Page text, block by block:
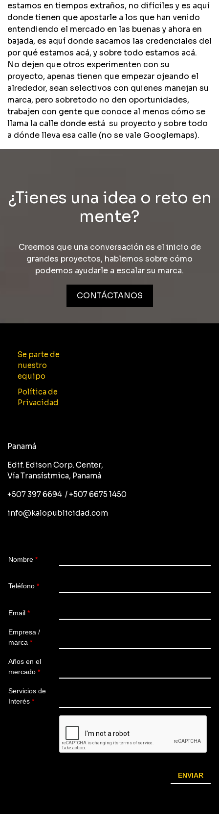
estamos en tiempos extraños, no difíciles y es aquí
donde tienen que apostarle a los que han venido
entendiendo el mercado en las buenas y ahora en
bajada, es aquí donde sacamos las credenciales del
por qué estamos acá, y sobre todo estamos acá.
No dejen que otros experimenten con su
proyecto, apenas tienen que empezar ojeando el
alrededor, sean selectivos con quienes manejan su
marca, pero sobretodo no den oportunidades,
trabajen con gente que conoce al menos cómo se
llama la calle donde está su proyecto y sobre todo
a dónde lleva esa calle (no se vale Googlemaps).
¿Tienes una idea o reto en
mente?
Creemos que una conversación es el inicio de
grandes proyectos, hablemos sobre cómo
podemos ayudarle a escalar su marca.
CONTÁCTANOS
Se parte de
nuestro
equipo
Política de
Privacidad
Panamá
Edif. Edison Corp. Center,
Vía Transístmica, Panamá
+507 397 6694 / +507 6675 1450
info@kalopublicidad.com